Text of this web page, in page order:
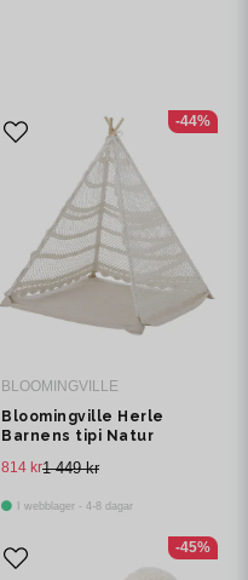
BLOOMINGVILLE
Bloomingville Herle
Barnens tipi Natur
1 449 kr
814 kr
I webblager - 4-8 dagar
-44%
-45%